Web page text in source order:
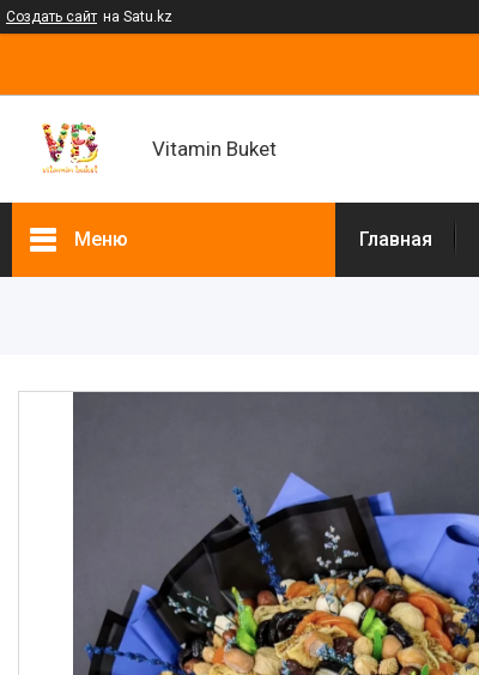
Создать сайт на Satu.kz
Vitamin Buket
Меню
Букеты из сладостей
Подарочные боксы, коробки
Съедобные букеты для
учителя
Главная